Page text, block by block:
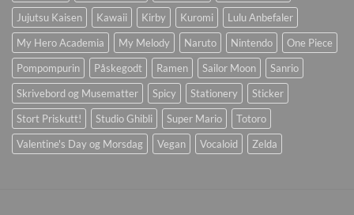
Jujutsu Kaisen
Kawaii Kirby Kuromi
Lulu Anbefaler
My Hero Academia
My Melody Naruto Nintendo
One Piece
Pompompurin
Påskegodt Ramen Sailor Moon
Sanrio
Skrivebord og Musematter
Spicy Stationery
Sticker
Stort Priskutt!
Studio Ghibli Super Mario
Totoro
Valentine's Day og Morsdag
Vegan Vocaloid Zelda